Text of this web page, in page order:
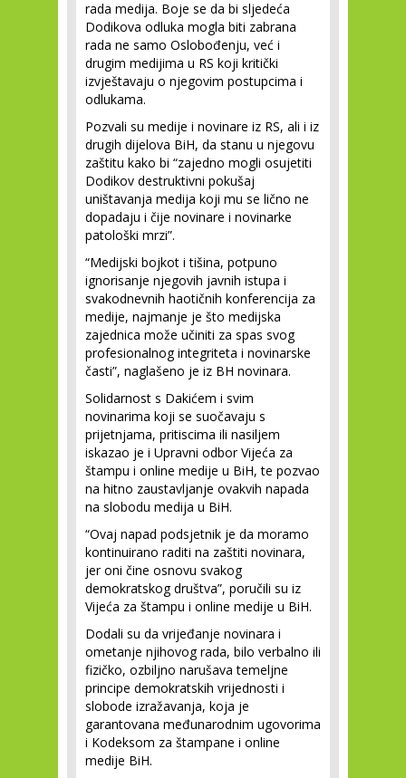
rada medija. Boje se da bi sljedeća
Dodikova odluka mogla biti zabrana
rada ne samo Oslobođenju, već i
drugim medijima u RS koji kritički
izvještavaju o njegovim postupcima i
odlukama.
Pozvali su medije i novinare iz RS, ali i iz
drugih dijelova BiH, da stanu u njegovu
zaštitu kako bi “zajedno mogli osujetiti
Dodikov destruktivni pokušaj
uništavanja medija koji mu se lično ne
dopadaju i čije novinare i novinarke
patološki mrzi”.
“Medijski bojkot i tišina, potpuno
ignorisanje njegovih javnih istupa i
svakodnevnih haotičnih konferencija za
medije, najmanje je što medijska
zajednica može učiniti za spas svog
profesionalnog integriteta i novinarske
časti”, naglašeno je iz BH novinara.
Solidarnost s Dakićem i svim
novinarima koji se suočavaju s
prijetnjama, pritiscima ili nasiljem
iskazao je i Upravni odbor Vijeća za
štampu i online medije u BiH, te pozvao
na hitno zaustavljanje ovakvih napada
na slobodu medija u BiH.
“Ovaj napad podsjetnik je da moramo
kontinuirano raditi na zaštiti novinara,
jer oni čine osnovu svakog
demokratskog društva”, poručili su iz
Vijeća za štampu i online medije u BiH.
Dodali su da vrijeđanje novinara i
ometanje njihovog rada, bilo verbalno ili
fizičko, ozbiljno narušava temeljne
principe demokratskih vrijednosti i
slobode izražavanja, koja je
garantovana međunarodnim ugovorima
i Kodeksom za štampane i online
medije BiH.